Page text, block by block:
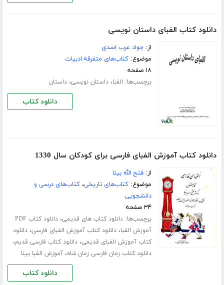
دانلود کتاب الفبای داستان نویسی
از:جواد عرب اسدی
موضوع:کتاب‌های متفرقه ادبیات
۱۸ صفحه
برچسب‌ها: الفبا،داستان نویسی،داستان
دانلود کتاب
دانلود کتاب آموزش الفبای فارسی برای کودکان سال 1330
از:فتح الله بینا
موضوع:کتاب‌های تاریخی،کتاب‌های درسی و
دانشجویی
۳۴ صفحه
برچسب‌ها:دانلود کتاب های قدیمی،
دانلود کتاب PDF
آموزش الفبا،دانلود کتاب آموزش الفبای فارسی،دانلود
کتاب آموزش الفبای قدیمی،دانلود کتاب فارسی قدیم،
دانلود کتاب زمان فارسی زمان شاه،آموزش الفبا بینا
دانلود کتاب